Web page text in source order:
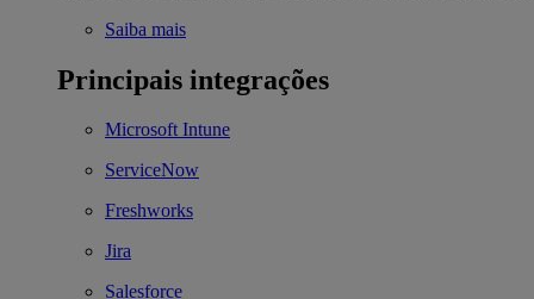
Saiba mais
Principais integrações
Microsoft Intune
ServiceNow
Freshworks
Jira
Salesforce